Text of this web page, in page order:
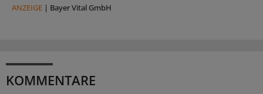
ANZEIGE | Bayer Vital GmbH
KOMMENTARE